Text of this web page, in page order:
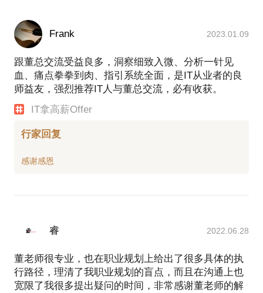
Frank 2023.01.09
跟董总交流受益良多，洞察细致入微、分析一针见
血、痛点拳拳到肉、指引系统全面，是IT从业者的良
师益友，强烈推荐IT人与董总交流，必有收获。
IT拿高薪Offer
行家回复
睿 2022.06.28
董老师很专业，也在职业规划上给出了很多具体的执
行路径，理清了我职业规划的盲点，而且在沟通上也
宽限了我很多提出疑问的时间，非常感谢董老师的解